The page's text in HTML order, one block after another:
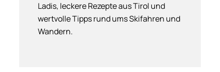
Ladis, leckere Rezepte aus Tirol und
wertvolle Tipps rund ums Skifahren und
Wandern.